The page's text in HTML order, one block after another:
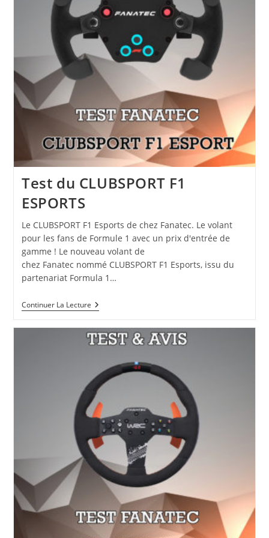
Test du CLUBSPORT F1
ESPORTS
Le CLUBSPORT F1 Esports de chez Fanatec. Le volant
pour les fans de Formule 1 avec un prix d'entrée de
gamme ! Le nouveau volant de
chez Fanatec nommé CLUBSPORT F1 Esports, issu du
partenariat Formula 1…
Continuer La Lecture